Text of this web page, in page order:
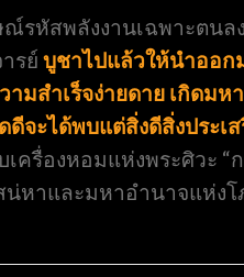
รหัสพลังงานเฉพาะตน
รย์ บูชาไปแล้วให้นำออก
มสำเร็จง่ายดาย เกิดมห
ะได้พบแต่สิ่งดีสิ่งประเส
ครื่องหอมแห่งพระศิวะ “
น่หาและมหาอำนาจแห่ง